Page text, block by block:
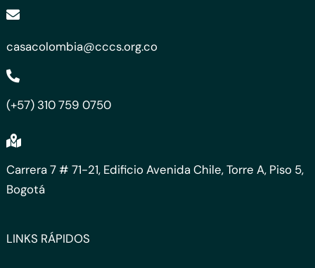
casacolombia@cccs.org.co
(+57) 310 759 0750
Carrera 7 # 71-21, Edificio Avenida Chile, Torre A, Piso 5,
Bogotá
LINKS RÁPIDOS